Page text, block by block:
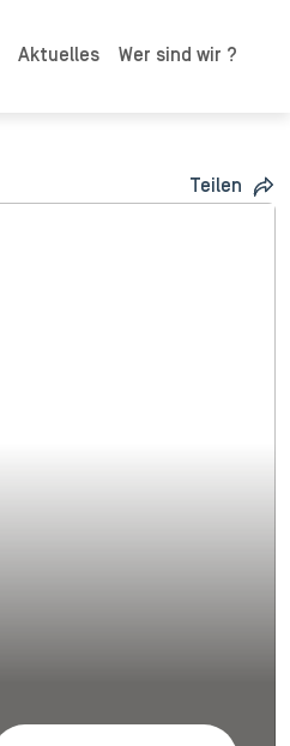
Aktuelles Wer sind wir ?
Teilen